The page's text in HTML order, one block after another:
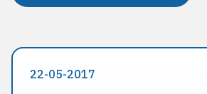
22-05-2017